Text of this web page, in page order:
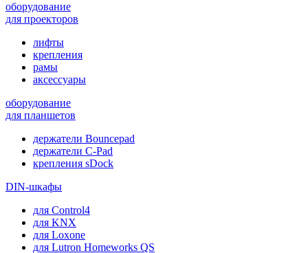
оборудование
для проекторов
лифты
крепления
рамы
аксессуары
оборудование
для планшетов
держатели Bouncepad
держатели C-Pad
крепления sDock
DIN-шкафы
для Control4
для KNX
для Loxone
для Lutron Homeworks QS